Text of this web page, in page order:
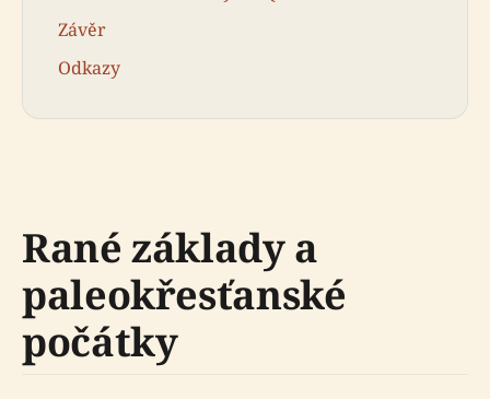
Závěr
Odkazy
Rané základy a
paleokřesťanské
počátky